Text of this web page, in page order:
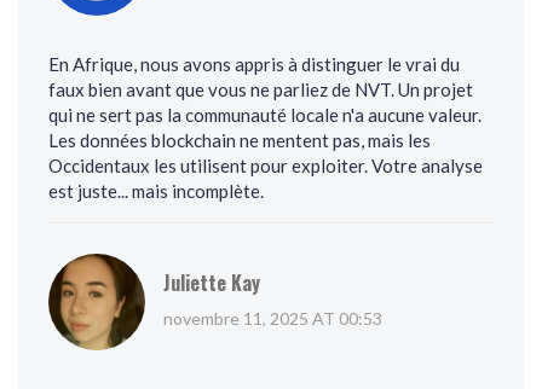
En Afrique, nous avons appris à distinguer le vrai du
faux bien avant que vous ne parliez de NVT. Un projet
qui ne sert pas la communauté locale n'a aucune valeur.
Les données blockchain ne mentent pas, mais les
Occidentaux les utilisent pour exploiter. Votre analyse
est juste... mais incomplète.
Juliette Kay
novembre 11, 2025 AT 00:53